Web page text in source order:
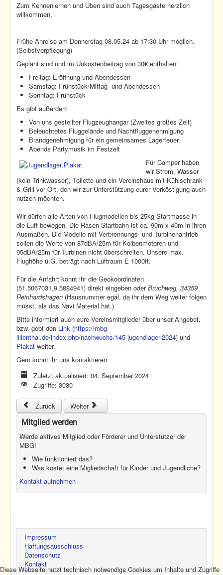
Zum Kennenlernen und Üben sind auch Tagesgäste herzlich
willkommen.
Frühe Anreise am Donnerstag 08.05.24 ab 17:30 Uhr möglich.
(Selbstverpflegung)
Geplant sind und im Unkostenbeitrag von 30€ enthalten:
Freitag: Eröffnung und Abendessen
Samstag: Frühstück/Mittag- und Abendessen
Sonntag: Frühstück
Es gibt außerdem
Von uns gestellter Flugzeughangar (Zweites großes Zelt)
Beleuchtetes Fluggelände und Nachtfluggenehmigung
Brandgenehmigung für ein gemeinsames Lagerfeuer
Abends Partymusik im Festzelt
Für Camper haben
wir Strom, Wasser
(kein Trinkwasser), Toilette und ein Vereinshaus mit Kühlschrank
& Grill vor Ort, den wir zur Unterstützung eurer Verköstigung auch
nutzen möchten.
Wir dürfen alle Arten von Flugmodellen bis 25kg Startmasse in
die Luft bewegen. Die Rasen-Startbahn ist ca. 90m x 40m in ihren
Ausmaßen. Die Modelle mit Verbrennungs- und Turbinenantrieb
sollen die Werte von 87dBA/25m für Kolbenmotoren und
95dBA/25m für Turbinen nicht überschreiten. Unsere max.
Flughöhe ü.G. beträgt nach Luftraum E 1000ft.
Für die Anfahrt könnt ihr die Geokoordinaten
(51.5067031,9.5884941) direkt eingeben oderBruchweg, 34359
Reinhardshagen (Hausnummer egal, da ihr dem Weg weiter folgen
müsst, als das Navi Material hat.)
Bitte informiert auch eure Vereinsmitglieder über unser Angebot,
bzw. gebt den Link (https://mbg-
lilienthal.de/index.php/nachwuchs/145-jugendlager-2024) und
Plakat weiter.
Gern könnt ihr uns kontaktieren.
Zuletzt aktualisiert: 04. September 2024
Zugriffe: 3030
Previous article: Tag des Modellflugs 2024
Zurück Next article: MBG freut sich auf Jugendfeuerwehr
Weiter
Mitglied werden
Werde aktives Mitglied oder Förderer und Unterstützer der
MBG!
Wie funktioniert das?
Was kostet eine Migliedschaft für Kinder und Jugendliche?
Kontakt aufnehmen
Impressum
Haftungsausschluss
Datenschutz
Kontakt
Diese Webseite nutzt technisch notwendige Cookies um Inhalte und Zugriffe